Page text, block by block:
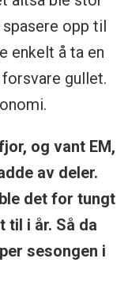
opp til
enkelt å ta en
gullet.
og vant EM,
av deler.
det for tungt
til i år. Så da
sesongen i